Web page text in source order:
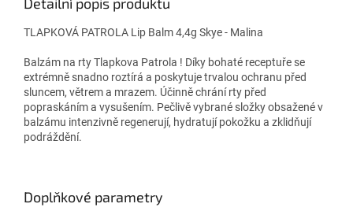
TLAPKOVÁ PATROLA Lip Balm 4,4g Skye - Malina
Balzám na rty Tlapkova Patrola ! Díky bohaté receptuře se
extrémně snadno roztírá a poskytuje trvalou ochranu před
sluncem, větrem a mrazem. Účinně chrání rty před
popraskáním a vysušením. Pečlivě vybrané složky obsažené v
balzámu intenzivně regenerují, hydratují pokožku a zklidňují
podráždění.
Doplňkové parametry